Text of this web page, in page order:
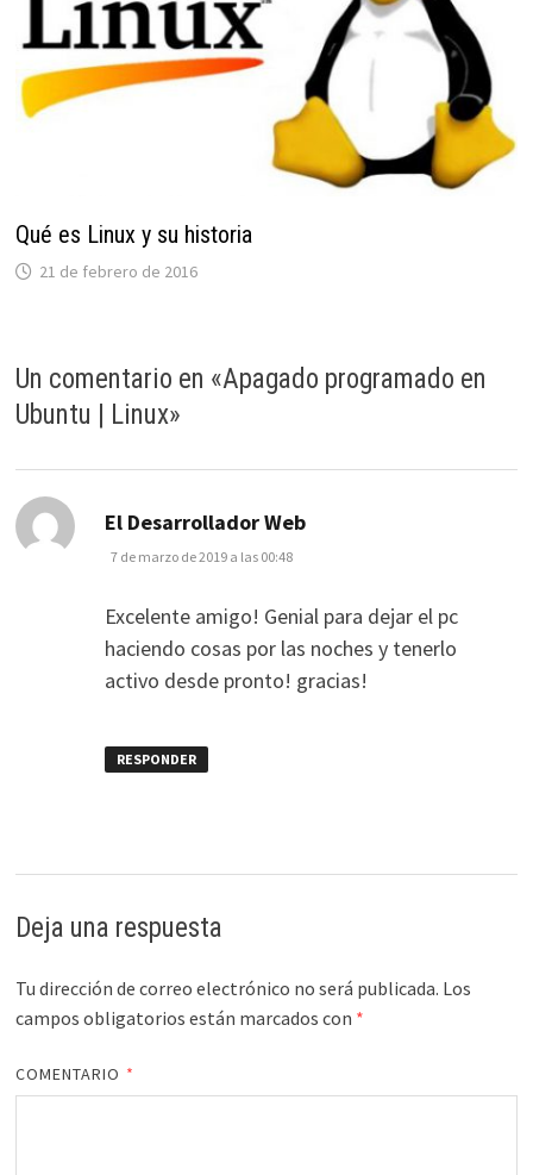
Qué es Linux y su historia
21 de febrero de 2016
Un comentario en «Apagado programado en
Ubuntu | Linux»
El Desarrollador Webdice:
7 de marzo de 2019 a las 00:48
Excelente amigo! Genial para dejar el pc
haciendo cosas por las noches y tenerlo
activo desde pronto! gracias!
RESPONDER
Deja una respuesta
Tu dirección de correo electrónico no será publicada. Los
campos obligatorios están marcados con *
COMENTARIO *